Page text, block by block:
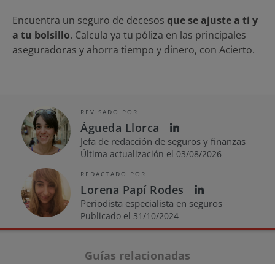
Encuentra un seguro de decesos que se ajuste a ti y
a tu bolsillo. Calcula ya tu póliza en las principales
aseguradoras y ahorra tiempo y dinero, con Acierto.
REVISADO POR
Águeda Llorca
Jefa de redacción de seguros y finanzas
Última actualización el 03/08/2026
REDACTADO POR
Lorena Papí Rodes
Periodista especialista en seguros
Publicado el 31/10/2024
Guías relacionadas